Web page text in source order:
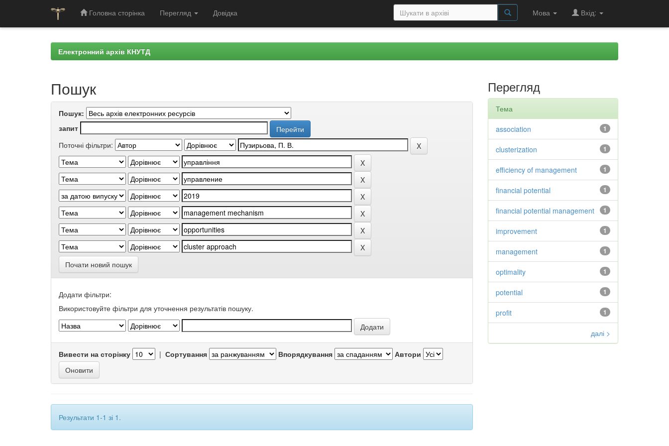
Головна сторінка Перегляд Довідка Мова Вхід:
Електронний архів КНУТД
Пошук
Пошук:
запит
Поточні фільтри:
Почати новий пошук
Додати фільтри:
Використовуйте фільтри для уточнення результатів пошуку.
Вивести на сторінку | Сортування Впорядкування Автори
Результати 1-1 зі 1.
Перегляд
Тема
1
association
1
clusterization
1
efficiency of management
1
financial potential
1
financial potential management
1
improvement
1
management
1
optimality
1
potential
1
profit
далі >